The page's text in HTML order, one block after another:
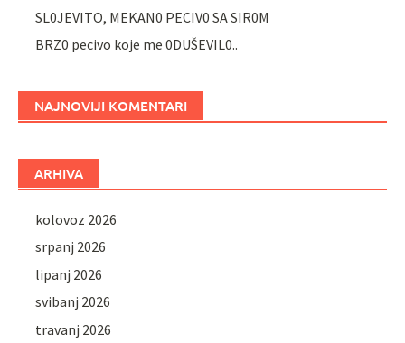
SL0JEVITO, MEKAN0 PECIV0 SA SIR0M
BRZ0 pecivo koje me 0DUŠEVIL0..
NAJNOVIJI KOMENTARI
ARHIVA
kolovoz 2026
srpanj 2026
lipanj 2026
svibanj 2026
travanj 2026